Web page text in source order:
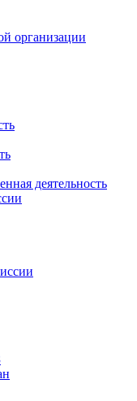
организации
деятельность